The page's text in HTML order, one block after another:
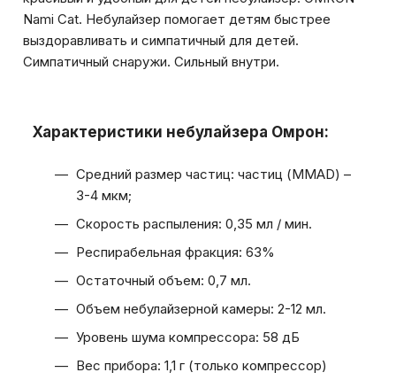
Nami Cat. Небулайзер помогает детям быстрее
выздоравливать и симпатичный для детей.
Симпатичный снаружи. Сильный внутри.
Характеристики небулайзера Омрон:
Средний размер частиц: частиц (MMAD) –
3-4 мкм;
Скорость распыления: 0,35 мл / мин.
Респирабельная фракция: 63%
Остаточный объем: 0,7 мл.
Объем небулайзерной камеры: 2-12 мл.
Уровень шума компрессора: 58 дБ
Вес прибора: 1,1 г (только компрессор)